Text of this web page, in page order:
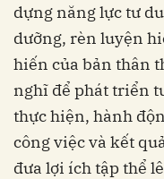
dựng năng lực tư
dưỡng, rèn luyện
hiến của bản thân
nghĩ để phát triển
thực hiện, hành
công việc và kết
đưa lợi ích tập thể